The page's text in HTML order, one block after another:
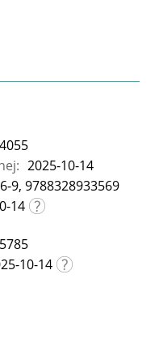
2025-10-14
9, 9788328933569
14
10-14